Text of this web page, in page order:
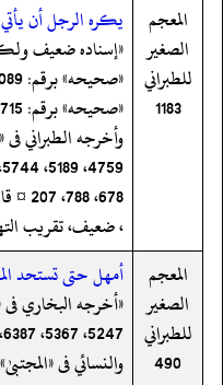
المعجم
الصغير
للطبراني
1183
يكره الرجل أن
«إسناده ضعيف
، ضعيف، تقريب
المعجم
الصغير
للطبراني
490
أمهل حتى تستحد